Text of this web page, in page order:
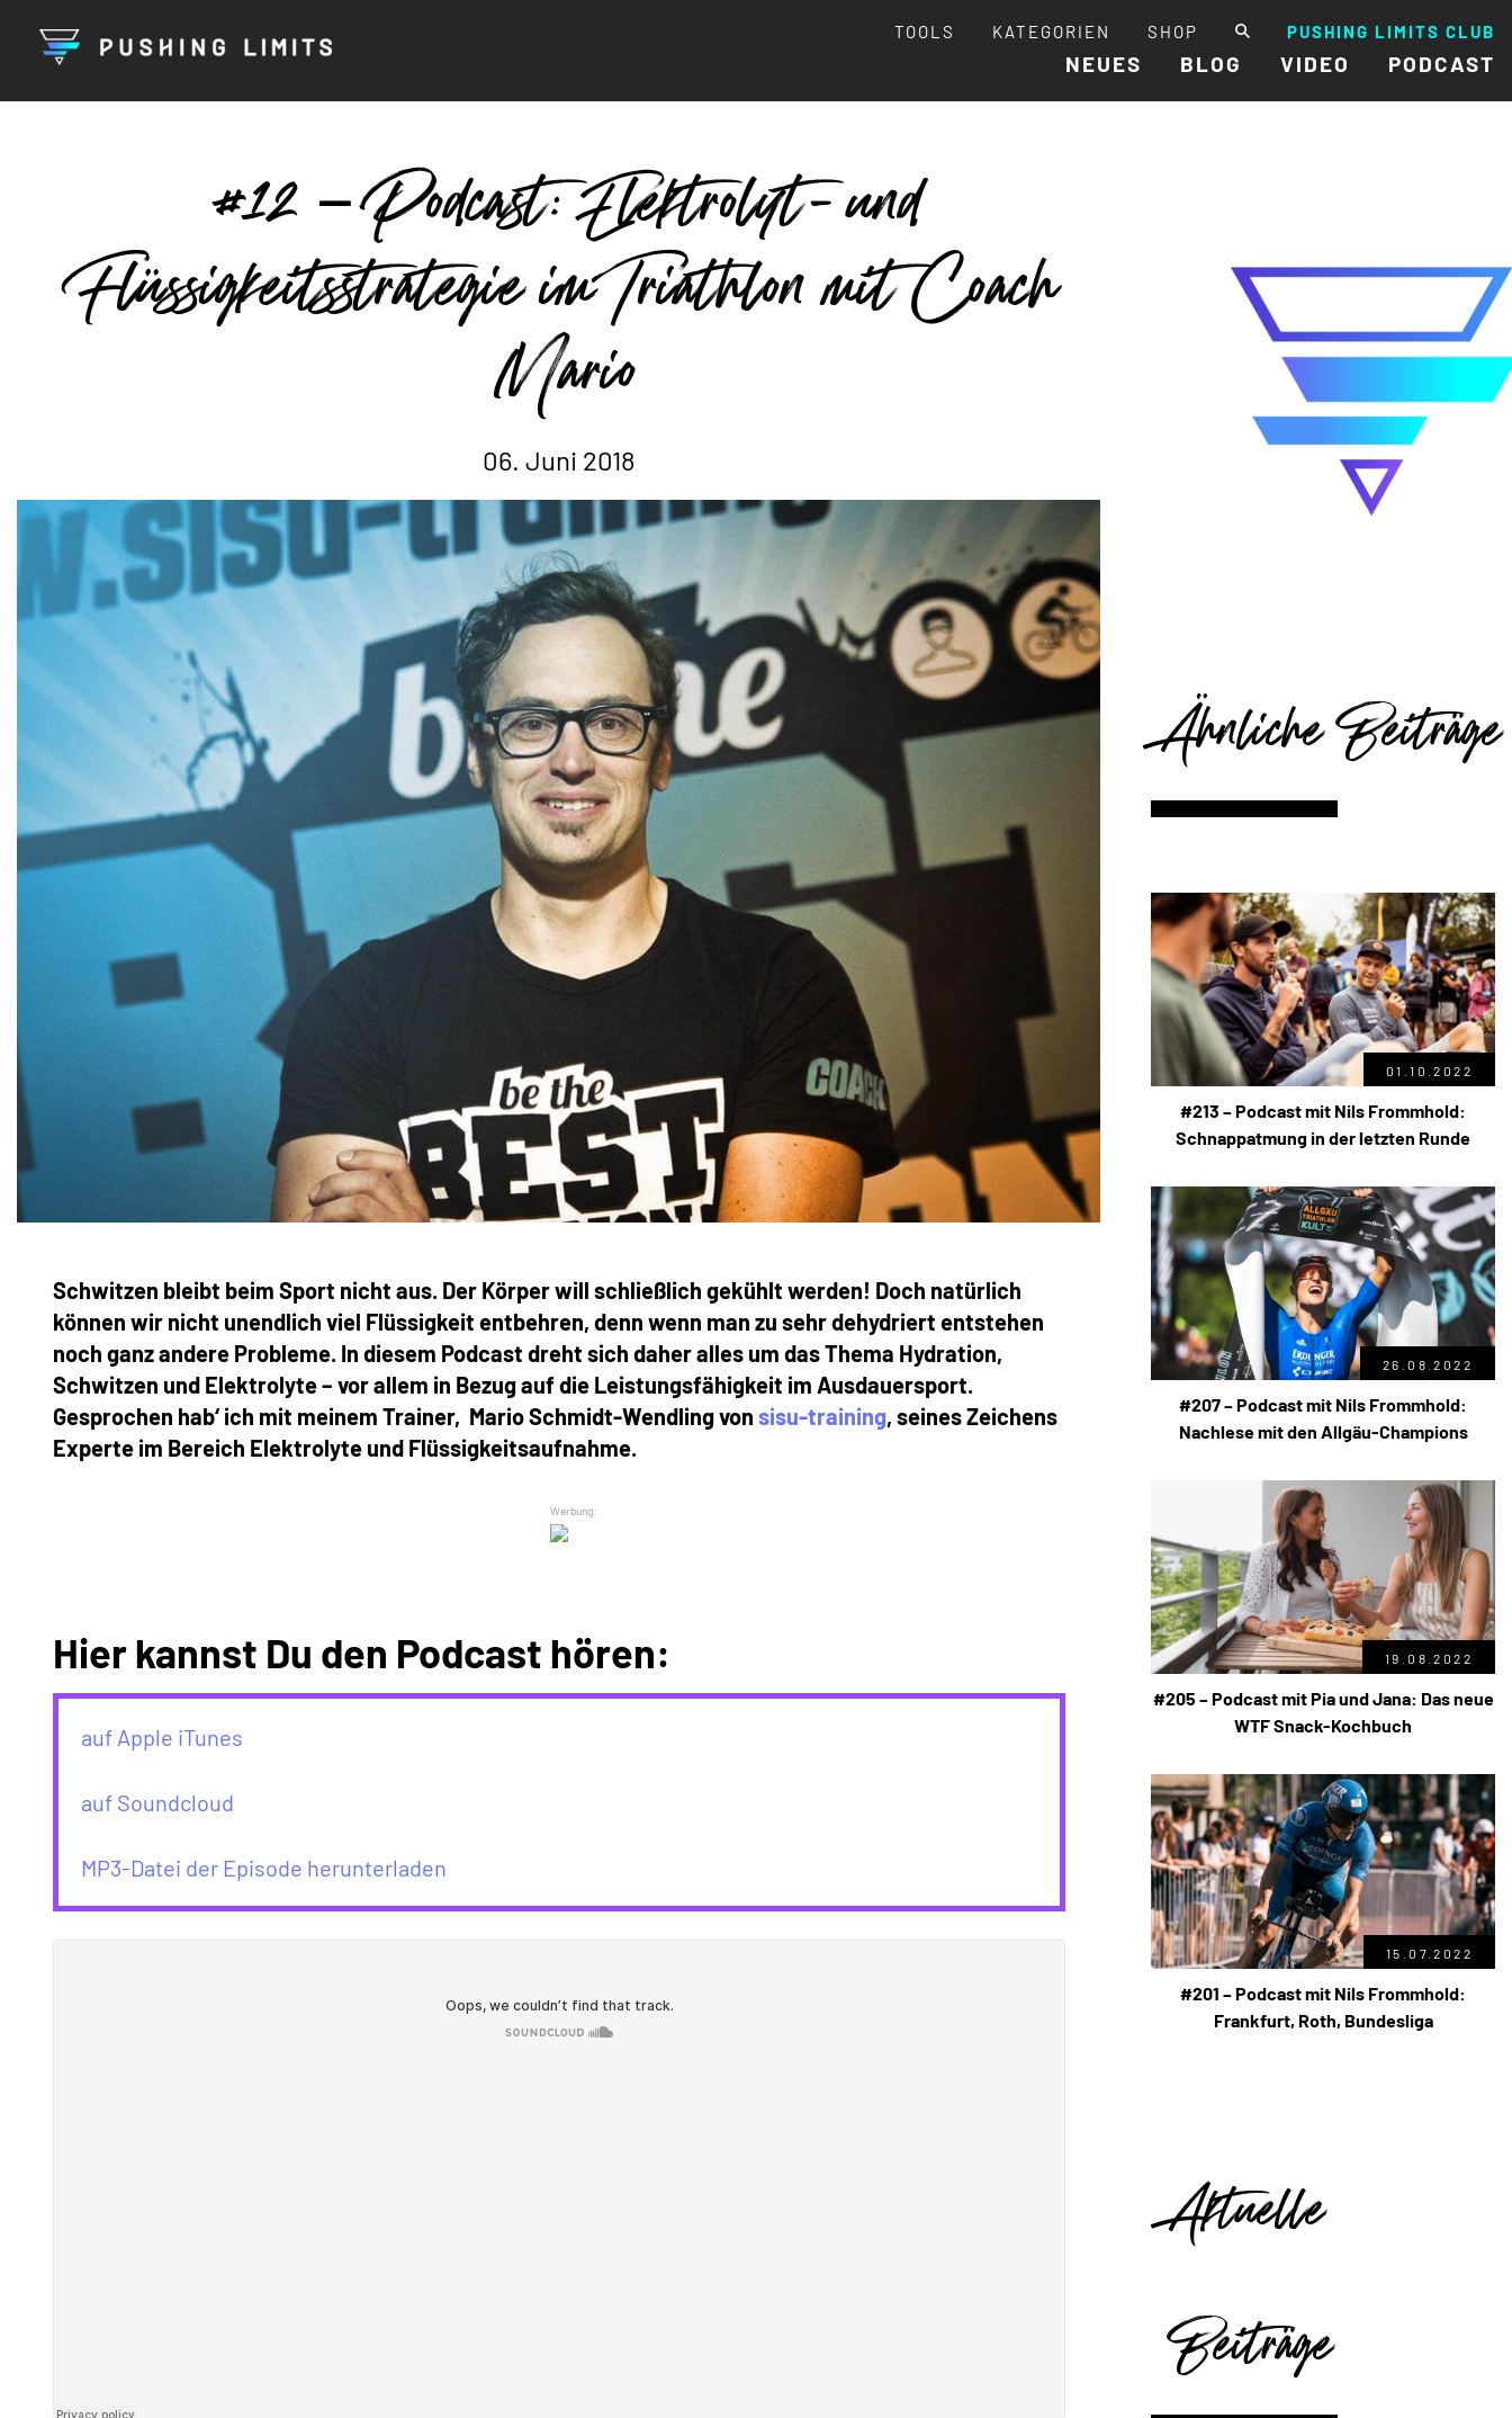
TOOLS KATEGORIEN SHOP PUSHING LIMITS CLUB
NEUES BLOG VIDEO PODCAST
#12 – Podcast: Elektrolyt- und
Flüssigkeitsstrategie im Triathlon mit Coach
Mario
06. Juni 2018
Schwitzen bleibt beim Sport nicht aus. Der Körper will schließlich gekühlt werden! Doch natürlich
können wir nicht unendlich viel Flüssigkeit entbehren, denn wenn man zu sehr dehydriert entstehen
noch ganz andere Probleme. In diesem Podcast dreht sich daher alles um das Thema Hydration,
Schwitzen und Elektrolyte – vor allem in Bezug auf die Leistungsfähigkeit im Ausdauersport.
Gesprochen hab‘ ich mit meinem Trainer, Mario Schmidt-Wendling von sisu-training, seines Zeichens
Experte im Bereich Elektrolyte und Flüssigkeitsaufnahme.
Hier kannst Du den Podcast hören:
auf Apple iTunes
auf Soundcloud
MP3-Datei der Episode herunterladen
Ähnliche Beiträge
01.10.2022
#213 – Podcast mit Nils Frommhold:
Schnappatmung in der letzten Runde
26.08.2022
#207 – Podcast mit Nils Frommhold:
Nachlese mit den Allgäu-Champions
19.08.2022
#205 – Podcast mit Pia und Jana: Das neue
WTF Snack-Kochbuch
15.07.2022
#201 – Podcast mit Nils Frommhold:
Frankfurt, Roth, Bundesliga
Aktuelle
Beiträge